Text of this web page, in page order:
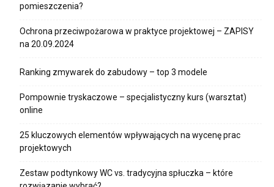
pomieszczenia?
Ochrona przeciwpożarowa w praktyce projektowej – ZAPISY
na 20.09.2024
Ranking zmywarek do zabudowy – top 3 modele
Pompownie tryskaczowe – specjalistyczny kurs (warsztat)
online
25 kluczowych elementów wpływających na wycenę prac
projektowych
Zestaw podtynkowy WC vs. tradycyjna spłuczka – które